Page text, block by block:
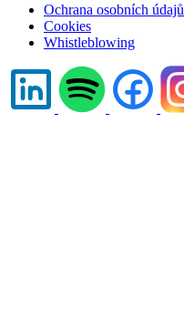
Ochrana osobních údajů
Cookies
Whistleblowing